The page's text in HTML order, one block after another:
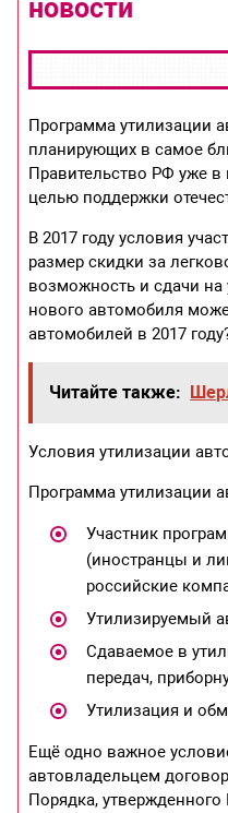
новости
Программа утилизации
планирующих в самое
Правительство РФ уже в
целью поддержки
В 2017 году условия
размер скидки за
возможность и сдачи на
нового автомобиля
автомобилей в 2017
Читайте также:
Условия утилизации
Программа утилизации
Участник
(иностранцы и
российские
Утилизируемый
Сдаваемое в
передач,
Утилизация и
Ещё одно важное
автовладельцем
Порядка,